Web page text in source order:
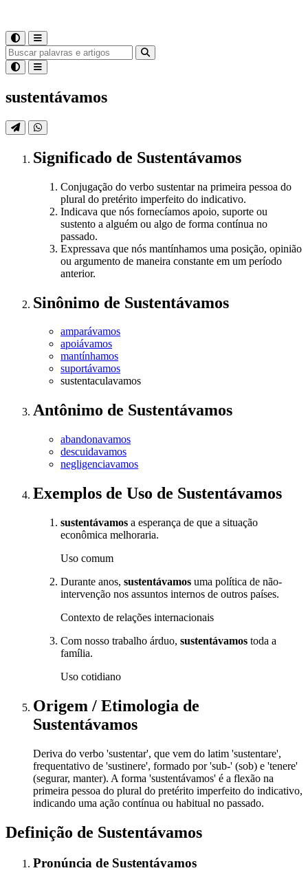
sustentávamos
Significado de Sustentávamos
Conjugação do verbo sustentar na primeira pessoa do
plural do pretérito imperfeito do indicativo.
Indicava que nós fornecíamos apoio, suporte ou
sustento a alguém ou algo de forma contínua no
passado.
Expressava que nós mantínhamos uma posição, opinião
ou argumento de maneira constante em um período
anterior.
Sinônimo de Sustentávamos
amparávamos
apoiávamos
mantínhamos
suportávamos
sustentaculavamos
Antônimo de Sustentávamos
abandonavamos
descuidavamos
negligenciavamos
Exemplos de Uso de Sustentávamos
sustentávamos a esperança de que a situação
econômica melhoraria.
Uso comum
Durante anos, sustentávamos uma política de não-
intervenção nos assuntos internos de outros países.
Contexto de relações internacionais
Com nosso trabalho árduo, sustentávamos toda a
família.
Uso cotidiano
Origem / Etimologia de
Sustentávamos
Deriva do verbo 'sustentar', que vem do latim 'sustentare',
frequentativo de 'sustinere', formado por 'sub-' (sob) e 'tenere'
(segurar, manter). A forma 'sustentávamos' é a flexão na
primeira pessoa do plural do pretérito imperfeito do indicativo,
indicando uma ação contínua ou habitual no passado.
Definição de Sustentávamos
Pronúncia de Sustentávamos